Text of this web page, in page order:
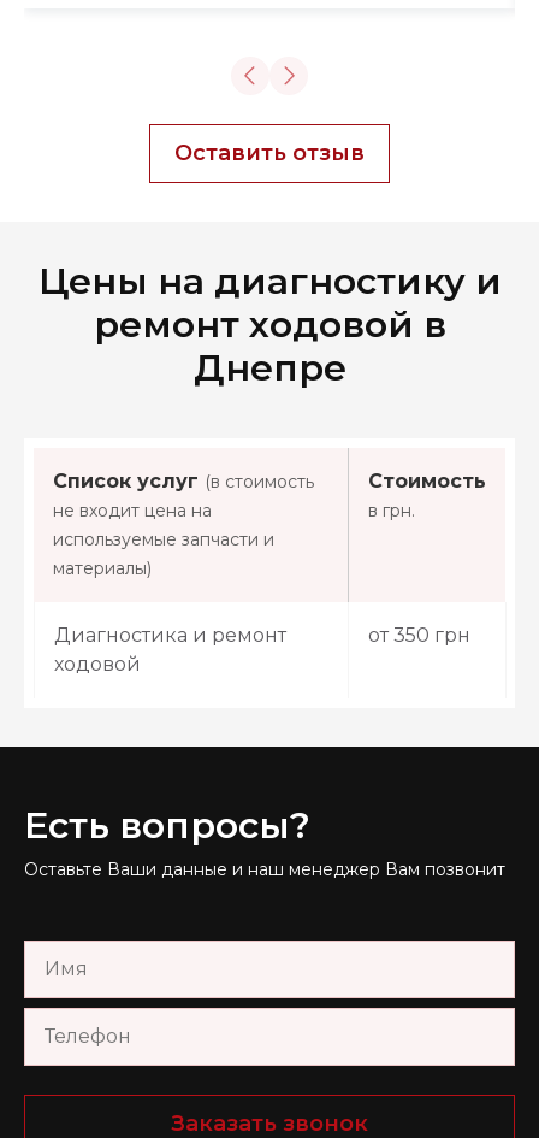
работу, не пришлось долго ждать.
человечески, без непонятных слов, цены
доступные. Спасибо огромное!
Оставить отзыв
Цены на диагностику и
ремонт ходовой в
Днепре
Список услуг (в стоимость
не входит цена на
используемые запчасти и
материалы)
Стоимость
в грн.
Диагностика и ремонт
ходовой
от 350 грн
Есть вопросы?
Оставьте Ваши данные и наш менеджер Вам позвонит
Заказать звонок